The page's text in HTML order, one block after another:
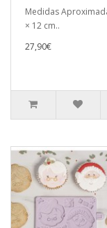
Medidas
× 12 cm..
27,90€